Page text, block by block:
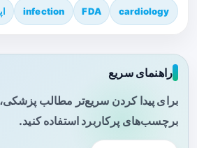
cardiology
FDA
infection
راهنمای سریع
برای پیدا کردن سریع‌تر مطالب
برچسب‌های پرکاربرد استفاده کنید.